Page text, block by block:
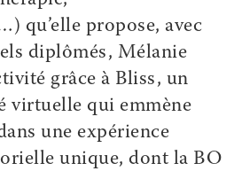
qu’elle propose, avec
diplômés, Mélanie
grâce à Bliss, un
virtuelle qui emmène
une expérience
unique, dont la BO